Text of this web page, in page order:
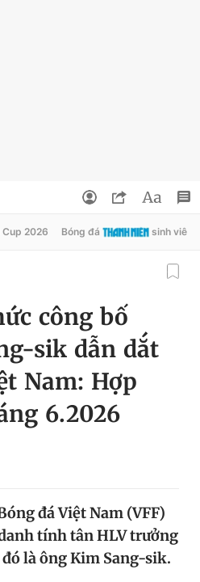
Tin 24h
Magazine
Cup 2026 Bóng đá sinh viên
công bố
sik dẫn dắt
Nam: Hợp
6.2026
đá Việt Nam (VFF)
tính tân HLV trưởng
là ông Kim Sang-sik.